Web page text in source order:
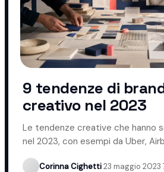
9 tendenze di
creativo nel 2023
Le tendenze creative che hanno
nel 2023, con esempi da Uber,
Coca-Cola.
Corinna Cighetti·23 maggio 2023·